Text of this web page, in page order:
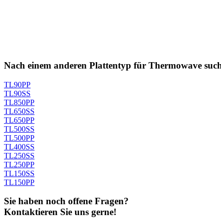
Nach einem anderen Plattentyp für Thermowave
TL90PP
TL90SS
TL850PP
TL650SS
TL650PP
TL500SS
TL500PP
TL400SS
TL250SS
TL250PP
TL150SS
TL150PP
Sie haben noch offene Fragen?
Kontaktieren Sie uns gerne!